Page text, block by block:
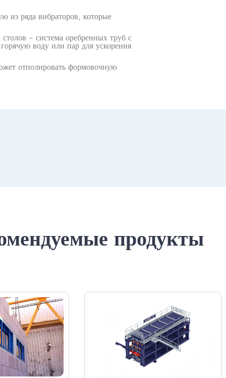
из ряда вибраторов, которые
– система оребренных труб с
воду или пар для ускорения
отполировать формовочную
продукты